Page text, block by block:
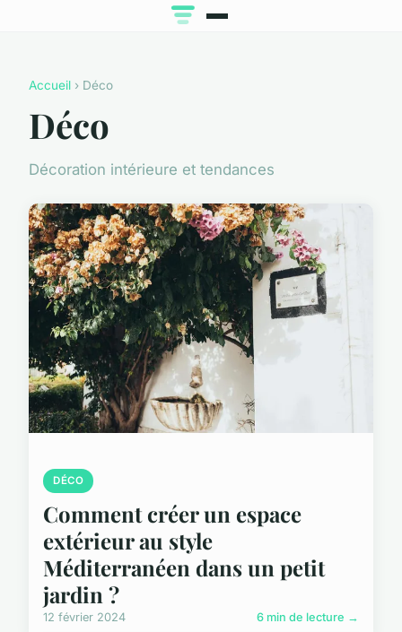
Accueil › Déco
Déco
Décoration intérieure et tendances
DÉCO
Comment créer un espace
extérieur au style
Méditerranéen dans un petit
jardin ?
12 février 2024 6 min de lecture →